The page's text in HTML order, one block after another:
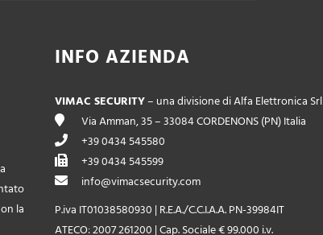
la
INFO AZIENDA
VIMAC SECURITY– una divisione di Alfa Elettronica Srl
Via Amman, 35 – 33084 CORDENONS (PN) Italia
+39 0434 545580
+39 0434 545599
info@vimacsecurity.com
P.iva IT01038580930 | R.E.A./C.C.I.A.A. PN-39984IT
ATECO: 2007 261200 | Cap. Sociale € 99.000 i.v.